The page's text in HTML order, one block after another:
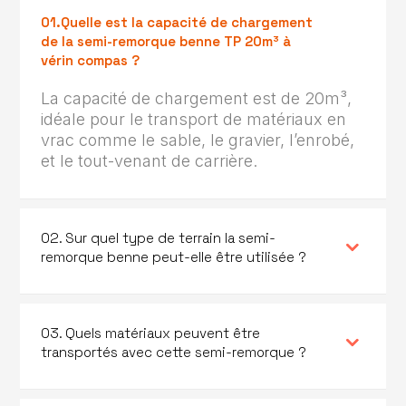
01.Quelle est la capacité de chargement
de la semi-remorque benne TP 20m³ à
vérin compas ?
La capacité de chargement est de 20m³,
idéale pour le transport de matériaux en
vrac comme le sable, le gravier, l’enrobé,
et le tout-venant de carrière.
02. Sur quel type de terrain la semi-
remorque benne peut-elle être utilisée ?
03. Quels matériaux peuvent être
transportés avec cette semi-remorque ?